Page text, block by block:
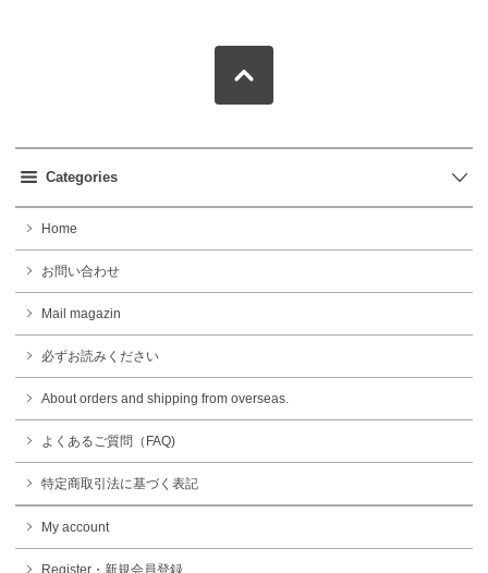
Categories
Home
お問い合わせ
Mail magazin
必ずお読みください
About orders and shipping from overseas.
よくあるご質問（FAQ)
特定商取引法に基づく表記
My account
Register・新規会員登録